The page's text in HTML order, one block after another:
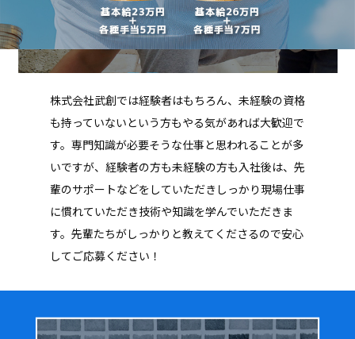
株式会社武創では経験者はもちろん、未経験の資格
も持っていないという方もやる気があれば大歓迎で
す。専門知識が必要そうな仕事と思われることが多
いですが、経験者の方も未経験の方も入社後は、先
輩のサポートなどをしていただきしっかり現場仕事
に慣れていただき技術や知識を学んでいただきま
す。先輩たちがしっかりと教えてくださるので安心
してご応募ください！